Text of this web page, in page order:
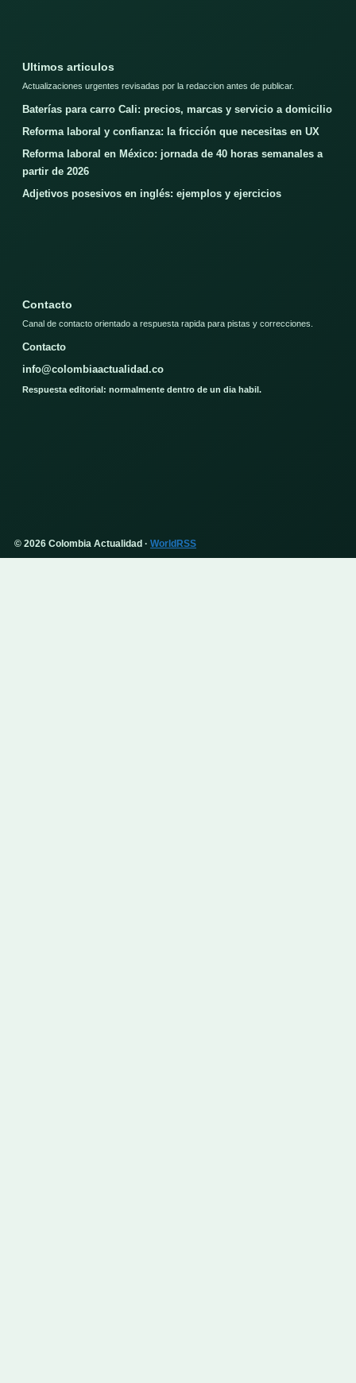
Ultimos articulos
Actualizaciones urgentes revisadas por la redaccion antes de publicar.
Baterías para carro Cali: precios, marcas y servicio a domicilio
Reforma laboral y confianza: la fricción que necesitas en UX
Reforma laboral en México: jornada de 40 horas semanales a
partir de 2026
Adjetivos posesivos en inglés: ejemplos y ejercicios
Contacto
Canal de contacto orientado a respuesta rapida para pistas y correcciones.
Contacto
info@colombiaactualidad.co
Respuesta editorial: normalmente dentro de un dia habil.
© 2026 Colombia Actualidad · WorldRSS